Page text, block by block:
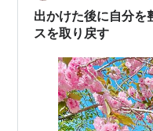
出かけた後に自分を
スを取り戻す